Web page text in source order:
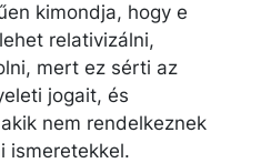
kimondja, hogy e
relativizálni,
mert ez sérti az
jogait, és
nem rendelkeznek
ismeretekkel.